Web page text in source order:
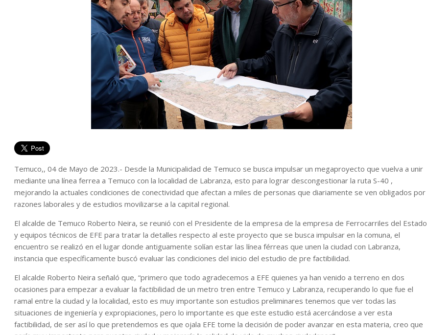
Temuco,, 04 de Mayo de 2023.- Desde la Municipalidad de Temuco se busca impulsar un megaproyecto que vuelva a unir
mediante una línea ferrea a Temuco con la localidad de Labranza, esto para lograr descongestionar la ruta S-40 ,
mejorando la actuales condiciones de conectividad que afectan a miles de personas que diariamente se ven obligados por
razones laborales y de estudios movilizarse a la capital regional.
El alcalde de Temuco Roberto Neira, se reunió con el Presidente de la empresa de la empresa de Ferrocarriles del Estado
y equipos técnicos de EFE para tratar la detalles respecto al este proyecto que se busca impulsar en la comuna, el
encuentro se realizó en el lugar donde antiguamente solían estar las línea férreas que unen la ciudad con Labranza,
instancia que específicamente buscó evaluar las condiciones del inicio del estudio de pre factibilidad.
El alcalde Roberto Neira señaló que, “primero que todo agradecemos a EFE quienes ya han venido a terreno en dos
ocasiones para empezar a evaluar la factibilidad de un metro tren entre Temuco y Labranza, recuperando lo que fue el
ramal entre la ciudad y la localidad, esto es muy importante son estudios preliminares tenemos que ver todas las
situaciones de ingeniería y expropiaciones, pero lo importante es que este estudio está acercándose a ver esta
factibilidad, de ser así lo que pretendemos es que ojala EFE tome la decisión de poder avanzar en esta materia, creo que